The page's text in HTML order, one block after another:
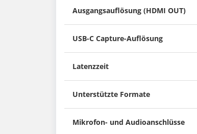
Ausgangsauflösung (HDMI OUT)
USB-C Capture-Auflösung
Latenzzeit
Unterstützte Formate
Mikrofon- und Audioanschlüsse